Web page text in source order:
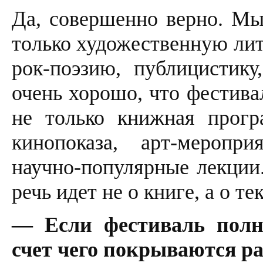
Да, совершенно верно.
только художественную
рок-поэзию,
очень хорошо, что
не только книжная
кинопоказа, арт-
научно-популярные
речь идет не о книге, а о
— Если фестиваль
счет чего покрываются